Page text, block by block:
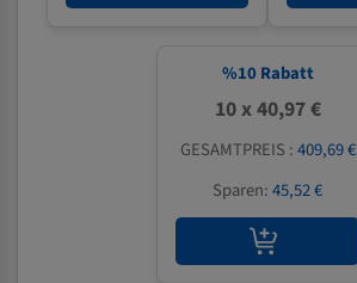
%10 Rabatt
10 x 40,97 €
GESAMTPREIS :409,69 €
Sparen:45,52 €